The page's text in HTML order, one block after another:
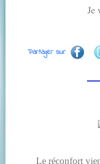
Je
Partager sur
Le réconfort